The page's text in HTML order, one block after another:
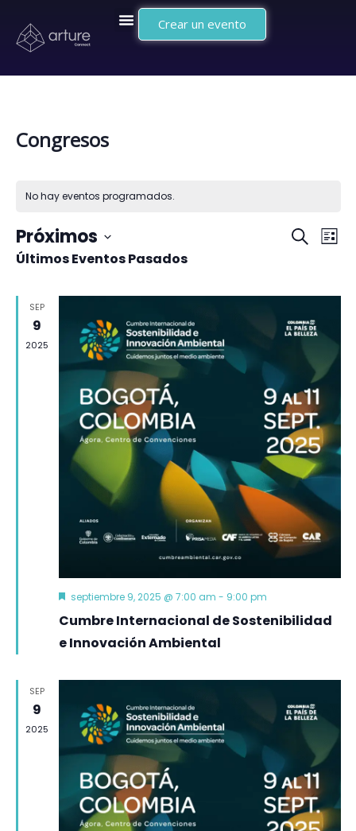
Crear un evento
Congresos
No hay eventos programados.
y
vistas
de
BuscarLista
Próximos
Selecciona
fecha.
Últimos Eventos Pasados
SEP
9
2025
Destacado
septiembre 9, 2025 @ 7:00 am - 9:00 pm
Cumbre Internacional de Sostenibilidad
e Innovación Ambiental
SEP
9
2025